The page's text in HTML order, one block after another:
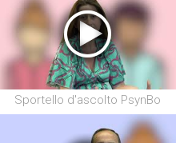
Sportello d'ascolto PsynBo